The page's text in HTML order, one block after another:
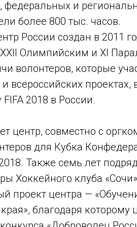
и
более 800 тыс. часов.
России создан в 2011
Олимпийским и XI
волонтеров, которые
всероссийских
2018 в России.
центр, совместно с
для Кубка
Также семь лет
Хоккейного клуба
проект центра —
благодаря которому